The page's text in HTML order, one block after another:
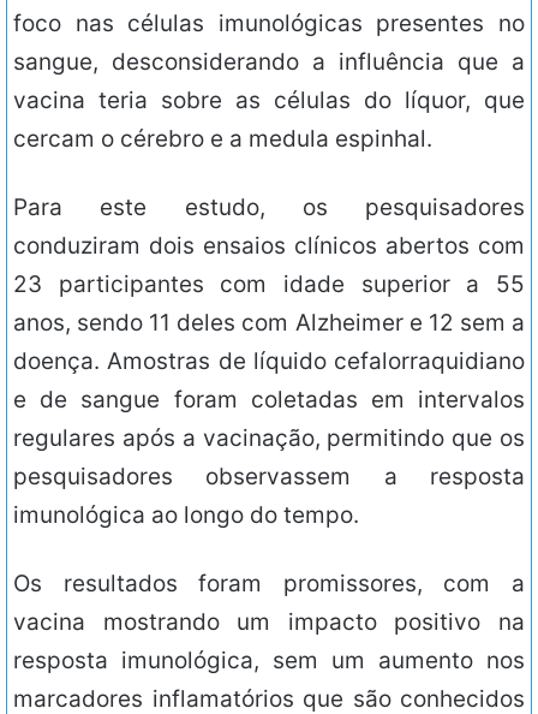
foco nas células imunológicas presentes no
sangue, desconsiderando a influência que a
vacina teria sobre as células do líquor, que
cercam o cérebro e a medula espinhal.
Para este estudo, os pesquisadores
conduziram dois ensaios clínicos abertos com
23 participantes com idade superior a 55
anos, sendo 11 deles com Alzheimer e 12 sem a
doença. Amostras de líquido cefalorraquidiano
e de sangue foram coletadas em intervalos
regulares após a vacinação, permitindo que os
pesquisadores observassem a resposta
imunológica ao longo do tempo.
Os resultados foram promissores, com a
vacina mostrando um impacto positivo na
resposta imunológica, sem um aumento nos
marcadores inflamatórios que são conhecidos